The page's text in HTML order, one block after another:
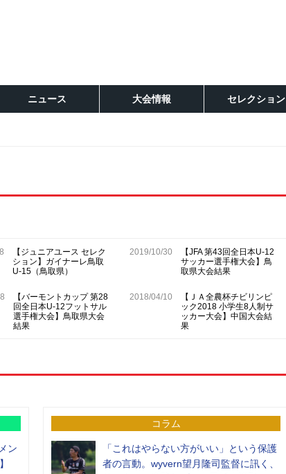
ニュース 大会情報 セレクション
【ジュニアユース セレク
ション】ガイナーレ鳥取
U-15（鳥取県）
2019/10/30
【JFA 第43回全日本U-12
サッカー選手権大会】鳥
取県大会結果
【バーモントカップ 第28
回全日本U-12フットサル
選手権大会】鳥取県大会
結果
2018/04/10
【ＪＡ全農杯チビリンピ
ック2018 小学生8人制サ
ッカー大会】中国大会結
果
ン
コラム
「これはやらない方がいい」という保護
者の言動。wyvern望月隆司監督に訊く、